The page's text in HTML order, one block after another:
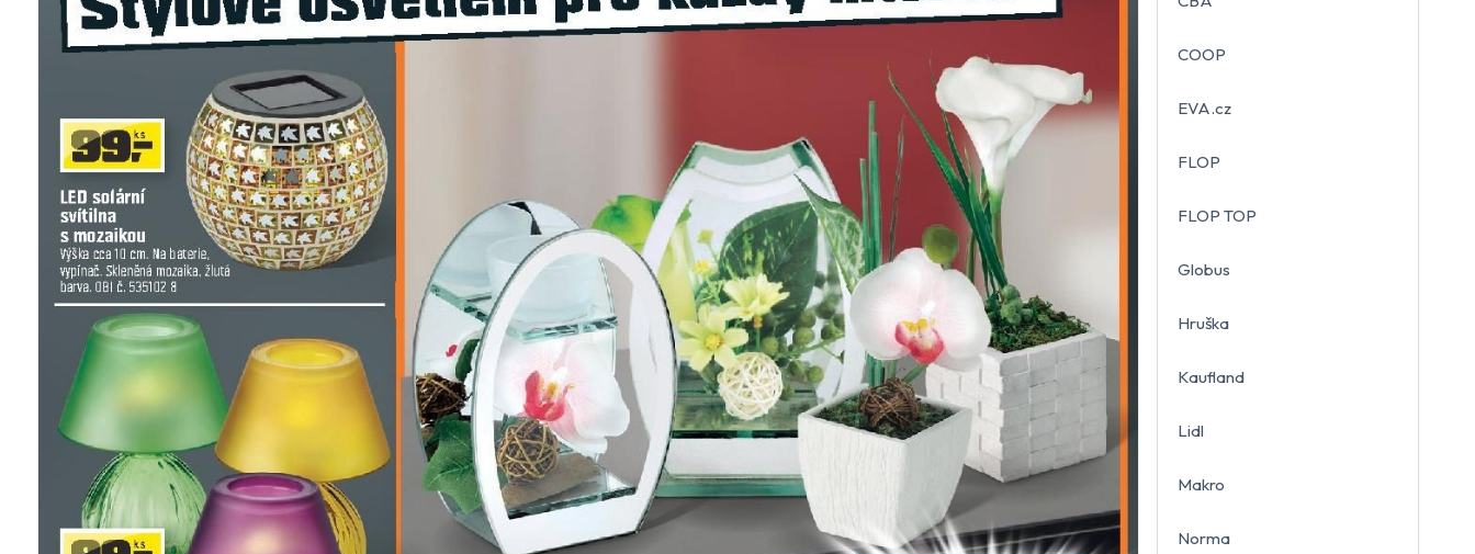
COOP
EVA.cz
FLOP
FLOP TOP
Globus
Hruška
Kaufland
Lidl
Makro
Norma